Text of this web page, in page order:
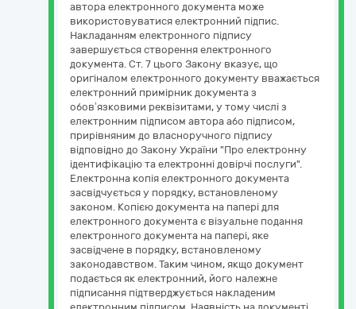
автора електронного документа може
використовуватися електронний підпис.
Накладанням електронного підпису
завершується створення електронного
документа. Ст. 7 цього Закону вказує, що
оригіналом електронного документу вважається
електронний примірник документа з
обов’язковими реквізитами, у тому числі з
електронним підписом автора або підписом,
прирівняним до власноручного підпису
відповідно до Закону України "Про електронну
ідентифікацію та електронні довірчі послуги".
Електронна копія електронного документа
засвідчується у порядку, встановленому
законом. Копією документа на папері для
електронного документа є візуальне подання
електронного документа на папері, яке
засвідчене в порядку, встановленому
законодавством. Таким чином, якщо документ
подається як електронний, його належне
підписання підтверджується накладеним